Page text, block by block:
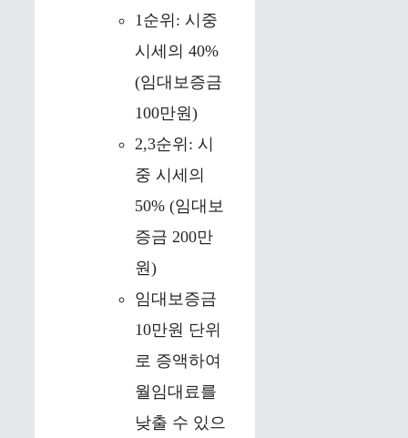
1순위: 시중
시세의 40%
(임대보증금
100만원)
2,3순위: 시
중 시세의
50% (임대보
증금 200만
원)
임대보증금
10만원 단위
로 증액하여
월임대료를
낮출 수 있으